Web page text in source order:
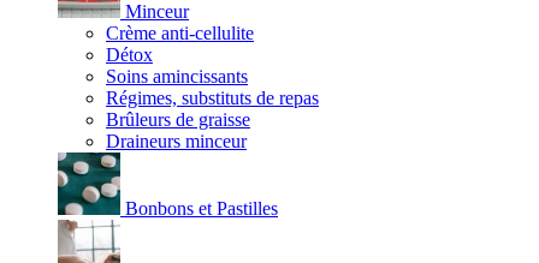
Minceur
Crème anti-cellulite
Détox
Soins amincissants
Régimes, substituts de repas
Brûleurs de graisse
Draineurs minceur
Bonbons et Pastilles